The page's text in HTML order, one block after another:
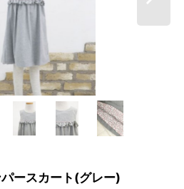
ースカート(グレー)